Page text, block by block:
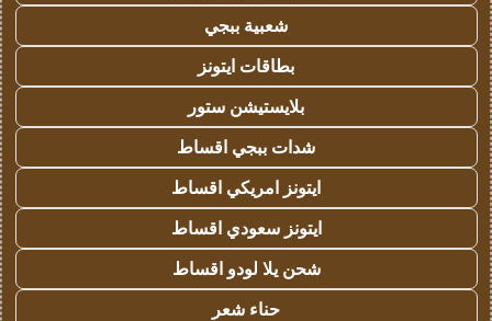
شعبية ببجي
بطاقات ايتونز
بلايستيشن ستور
شدات ببجي اقساط
ايتونز امريكي اقساط
ايتونز سعودي اقساط
شحن يلا لودو اقساط
حناء شعر